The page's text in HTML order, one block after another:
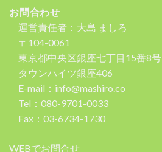
お問合わせ
運営責任者：大島 ましろ
〒104-0061
東京都中央区銀座七丁目15番8号
タウンハイツ銀座406
E-mail：info@mashiro.co
Tel：080-9701-0033
Fax：03-6734-1730
WEBでお問合せ